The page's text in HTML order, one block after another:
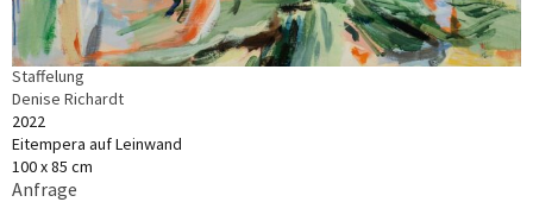
Staffelung
Denise Richardt
2022
Eitempera auf Leinwand
100 x 85 cm
Anfrage